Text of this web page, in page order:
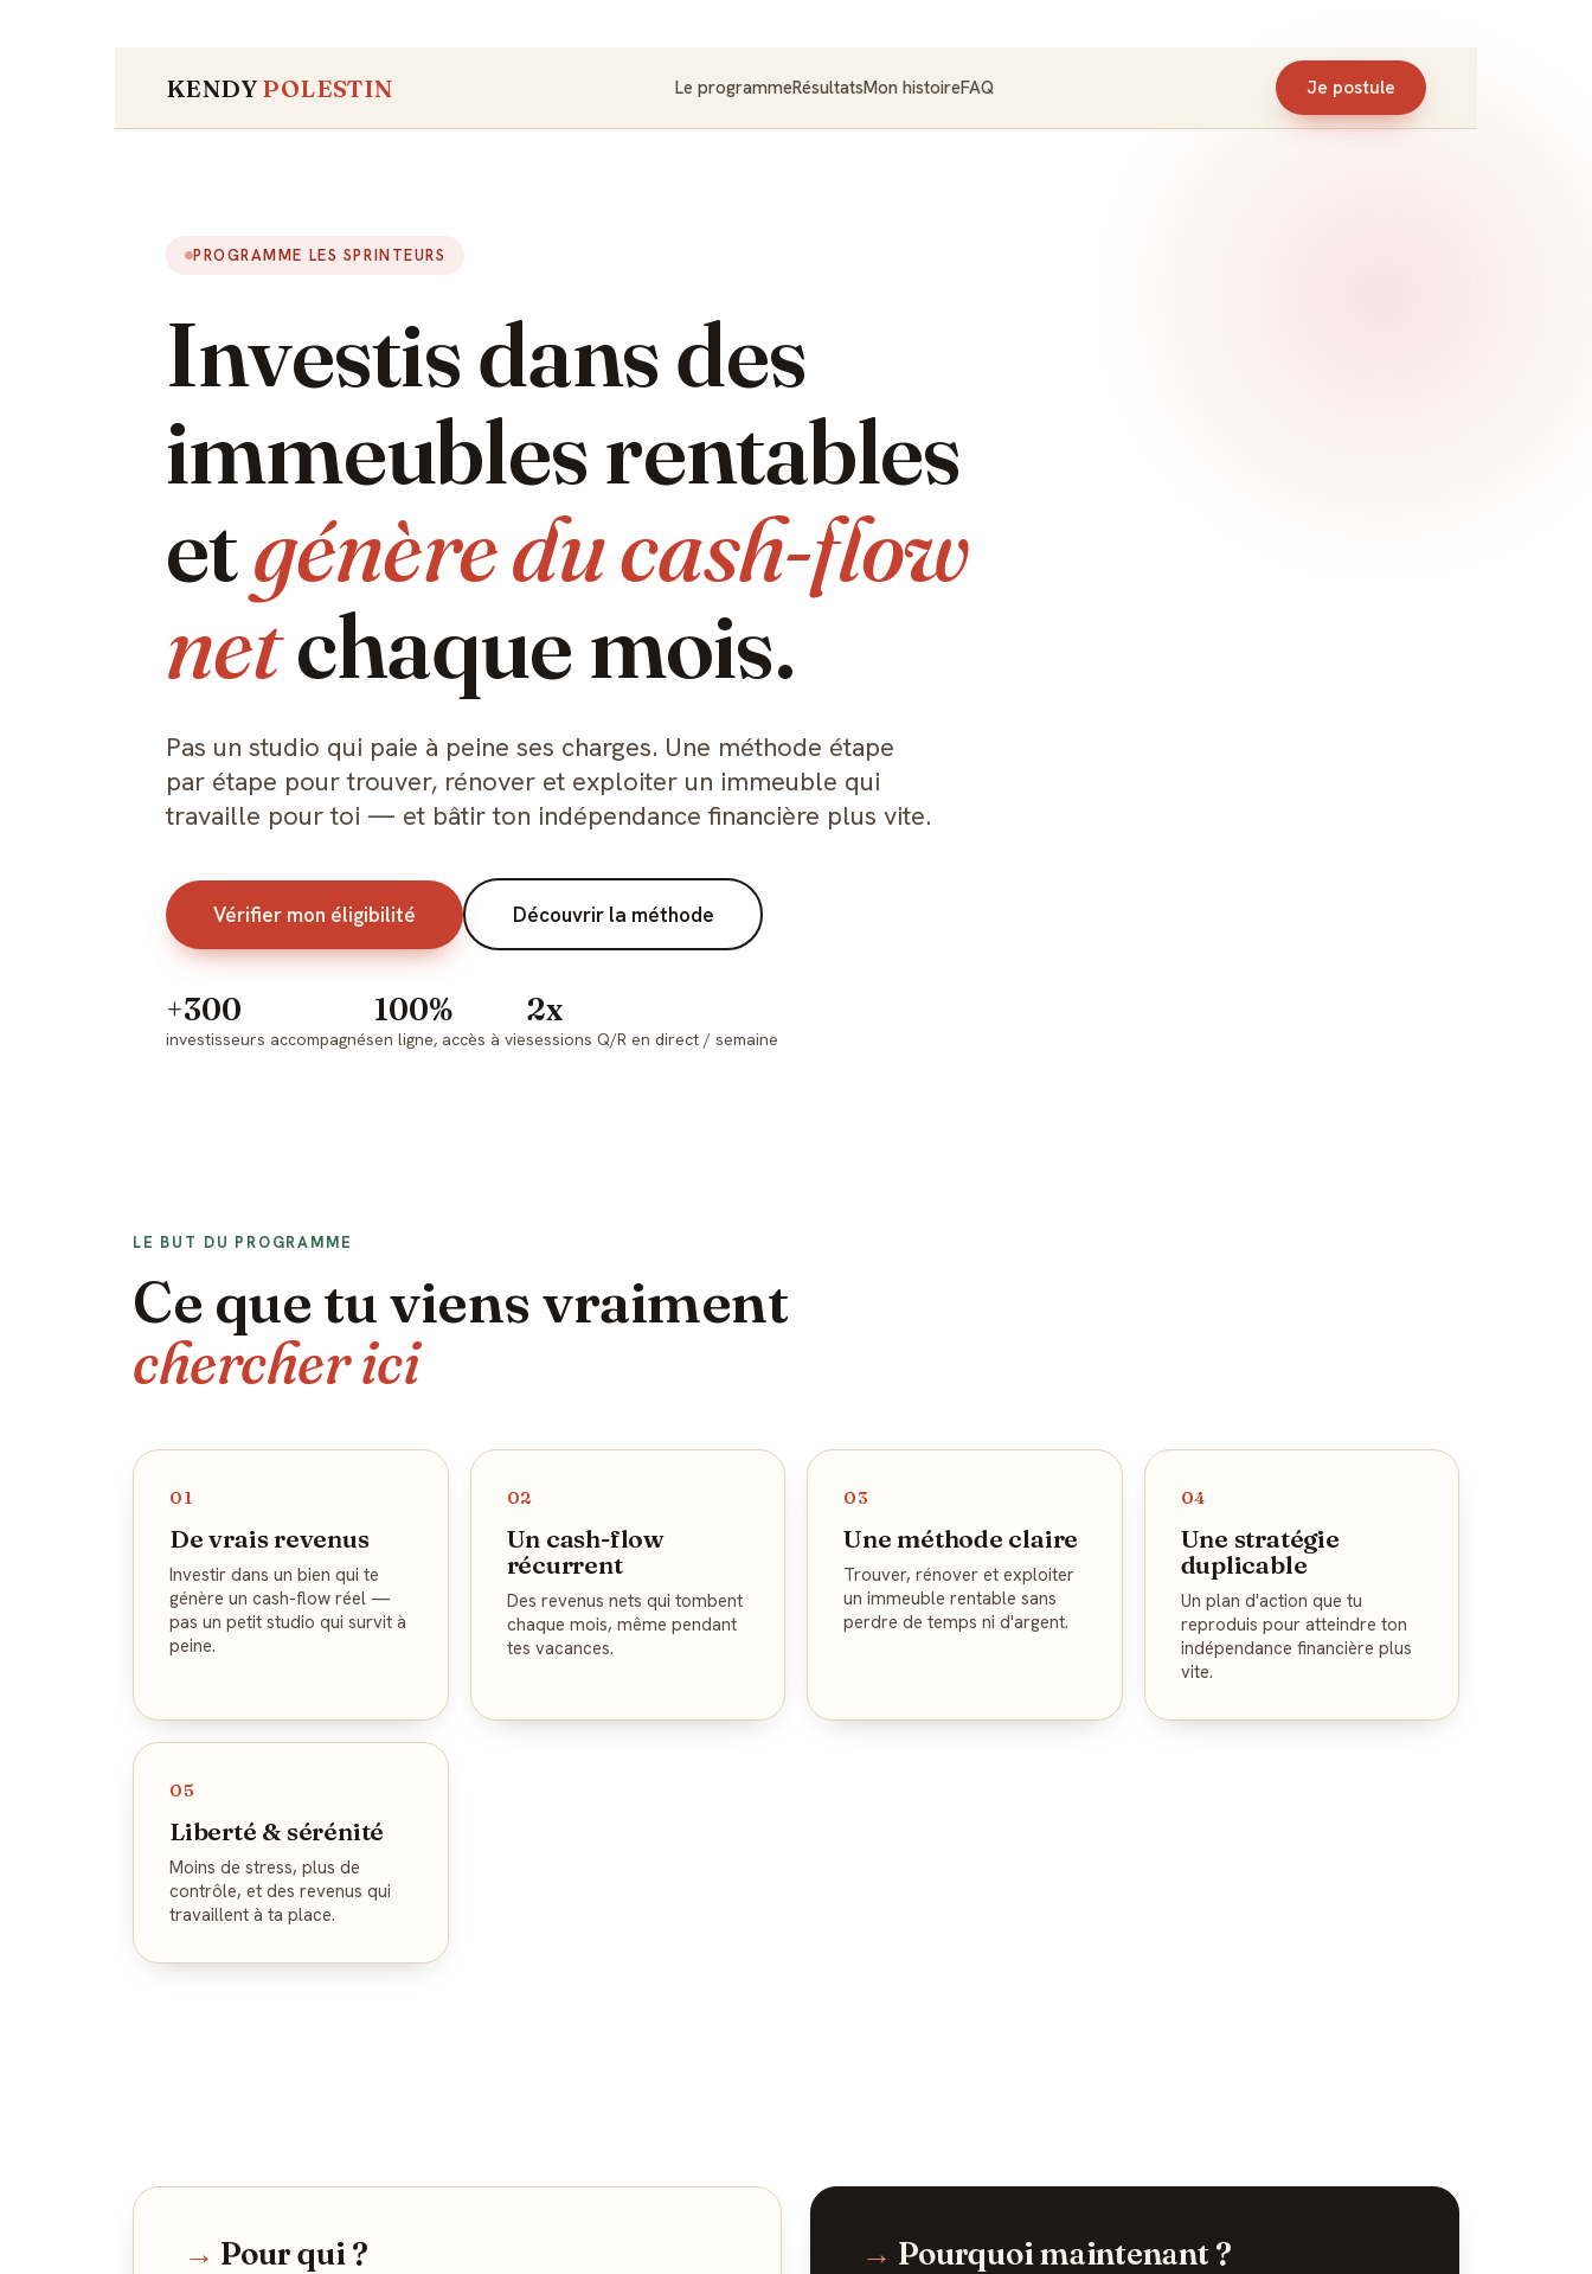
KENDY POLESTIN Le programmeRésultatsMon histoireFAQ Je postule
PROGRAMME LES SPRINTEURS
Investis dans des
immeubles rentables
etgénère du cash-flow
netchaque mois.
Pas un studio qui paie à peine ses charges. Une méthode étape
par étape pour trouver, rénover et exploiter un immeuble qui
travaille pour toi — et bâtir ton indépendance financière plus vite.
Vérifier mon éligibilité Découvrir la méthode
+300
investisseurs accompagnés
100%
en ligne, accès à vie
2x
sessions Q/R en direct / semaine
LE BUT DU PROGRAMME
Ce que tu viens vraiment
chercher ici
01
De vrais revenus
Investir dans un bien qui te
génère un cash-flow réel —
pas un petit studio qui survit à
peine.
02
Un cash-flow
récurrent
Des revenus nets qui tombent
chaque mois, même pendant
tes vacances.
03
Une méthode claire
Trouver, rénover et exploiter
un immeuble rentable sans
perdre de temps ni d'argent.
04
Une stratégie
duplicable
Un plan d'action que tu
reproduis pour atteindre ton
indépendance financière plus
vite.
05
Liberté & sérénité
Moins de stress, plus de
contrôle, et des revenus qui
travaillent à ta place.
→ Pour qui ? → Pourquoi maintenant ?